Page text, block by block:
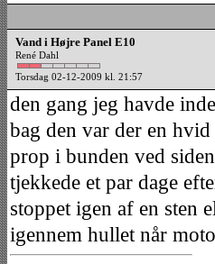
Vand i Højre Panel E10
René Dahl
Torsdag 02-12-2009 kl. 21:57
den gang jeg havde
bag den var der en
prop i bunden ved
tjekkede et par dage
stoppet igen af en sten
igennem hullet når